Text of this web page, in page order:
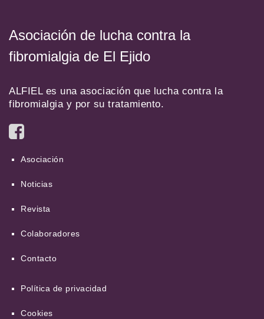
Asociación de lucha contra la
fibromialgia de El Ejido
ALFIEL es una asociación que lucha contra la
fibromialgia y por su tratamiento.
Asociación
Noticias
Revista
Colaboradores
Contacto
Política de privacidad
Cookies